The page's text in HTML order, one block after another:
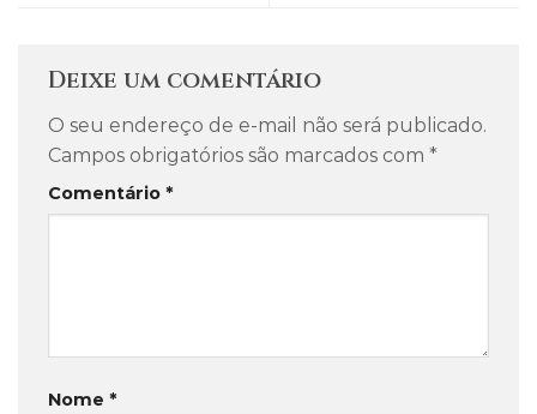
Deixe um comentário
O seu endereço de e-mail não será publicado.
Campos obrigatórios são marcados com *
Comentário *
Nome *